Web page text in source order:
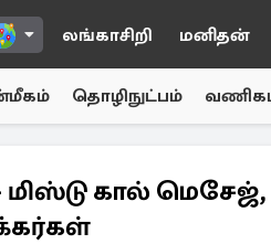
லங்காசிறி மனிதன்
தொழிநுட்பம்
கால் மெசேஜ்,